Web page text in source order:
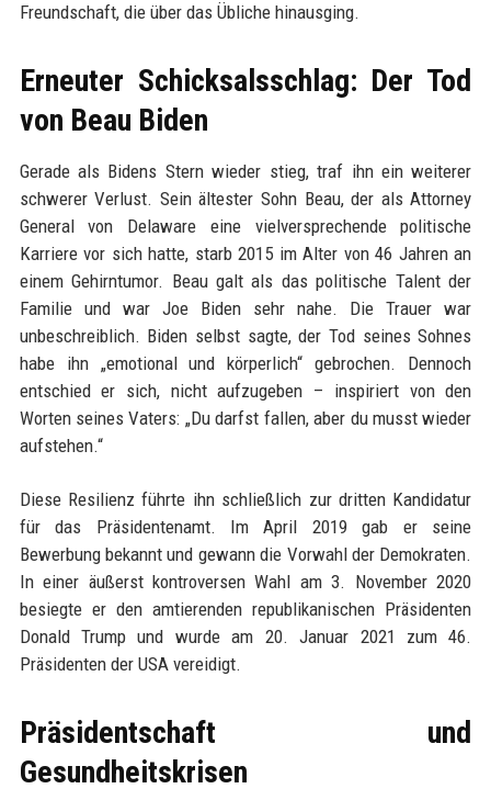
Freundschaft, die über das Übliche hinausging.
Erneuter Schicksalsschlag: Der Tod
von Beau Biden
Gerade als Bidens Stern wieder stieg, traf ihn ein weiterer
schwerer Verlust. Sein ältester Sohn Beau, der als Attorney
General von Delaware eine vielversprechende politische
Karriere vor sich hatte, starb 2015 im Alter von 46 Jahren an
einem Gehirntumor. Beau galt als das politische Talent der
Familie und war Joe Biden sehr nahe. Die Trauer war
unbeschreiblich. Biden selbst sagte, der Tod seines Sohnes
habe ihn „emotional und körperlich“ gebrochen. Dennoch
entschied er sich, nicht aufzugeben – inspiriert von den
Worten seines Vaters: „Du darfst fallen, aber du musst wieder
aufstehen.“
Diese Resilienz führte ihn schließlich zur dritten Kandidatur
für das Präsidentenamt. Im April 2019 gab er seine
Bewerbung bekannt und gewann die Vorwahl der Demokraten.
In einer äußerst kontroversen Wahl am 3. November 2020
besiegte er den amtierenden republikanischen Präsidenten
Donald Trump und wurde am 20. Januar 2021 zum 46.
Präsidenten der USA vereidigt.
Präsidentschaft und
Gesundheitskrisen